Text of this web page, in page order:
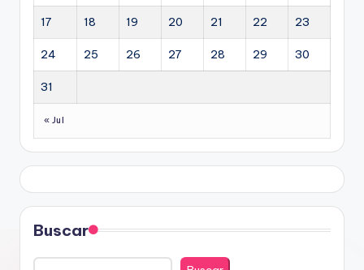
17 18 19 20 21 22 23
24 25 26 27 28 29 30
31
« Jul
Buscar